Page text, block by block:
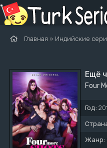
Главная » Индийские
Ещё
Four
Год:
Жанр: